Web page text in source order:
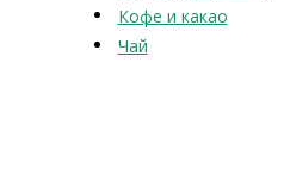
Кофе и какао
Чай